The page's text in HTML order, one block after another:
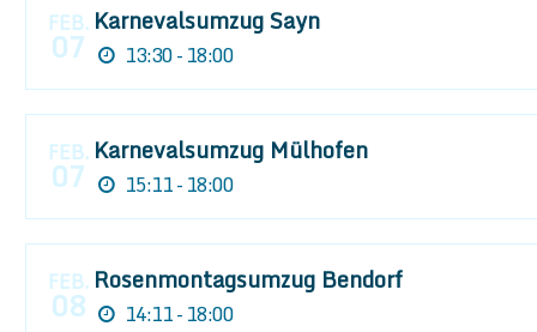
FEB.
07
Karnevalsumzug Sayn
13:30 - 18:00
FEB.
07
Karnevalsumzug Mülhofen
15:11 - 18:00
FEB.
08
Rosenmontagsumzug Bendorf
14:11 - 18:00